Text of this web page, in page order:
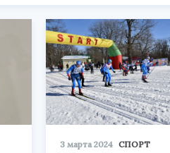
3 марта 2024 СПОРТ